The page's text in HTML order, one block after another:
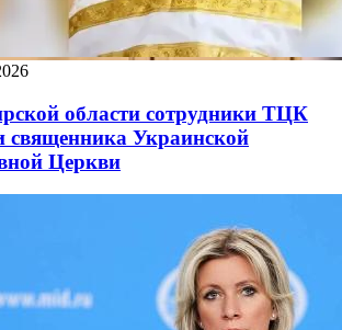
области сотрудники ТЦК
священника Украинской
Церкви